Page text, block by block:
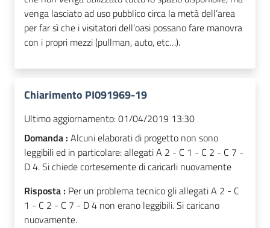
venga lasciato ad uso pubblico circa la metà dell’area
per far sì che i visitatori dell’oasi possano fare manovra
con i propri mezzi (pullman, auto, etc…).
Chiarimento PI091969-19
Ultimo aggiornamento:01/04/2019 13:30
Domanda : Alcuni elaborati di progetto non sono
leggibili ed in particolare: allegati A 2 - C 1 - C 2 - C 7 -
D 4. Si chiede cortesemente di caricarli nuovamente
Risposta : Per un problema tecnico gli allegati A 2 - C
1 - C 2 - C 7 - D 4 non erano leggibili. Si caricano
nuovamente.